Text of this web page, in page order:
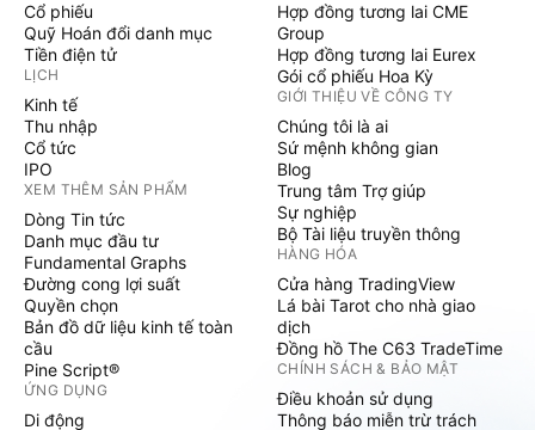
Cổ phiếu
Quỹ Hoán đổi danh mục
Tiền điện tử
LỊCH
Kinh tế
Thu nhập
Cổ tức
IPO
XEM THÊM SẢN PHẨM
Dòng Tin tức
Danh mục đầu tư
Fundamental Graphs
Đường cong lợi suất
Quyền chọn
Bản đồ dữ liệu kinh tế toàn
cầu
Pine Script®
ỨNG DỤNG
Di động
Hợp đồng tương lai CME
Group
Hợp đồng tương lai Eurex
Gói cổ phiếu Hoa Kỳ
GIỚI THIỆU VỀ CÔNG TY
Chúng tôi là ai
Sứ mệnh không gian
Blog
Trung tâm Trợ giúp
Sự nghiệp
Bộ Tài liệu truyền thông
HÀNG HÓA
Cửa hàng TradingView
Lá bài Tarot cho nhà giao
dịch
Đồng hồ The C63 TradeTime
CHÍNH SÁCH & BẢO MẬT
Điều khoản sử dụng
Thông báo miễn trừ trách